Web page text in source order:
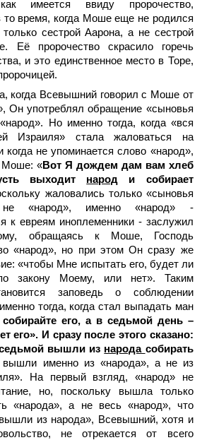
имеется ввиду пророчество,
время, когда Моше еще не родился
сестрой Аарона, а не сестрой
Её пророчество скрасило горечь
и это единственное место в Торе,
когда Всевышний говорил с Моше от
Он употреблял обращение «сыновья
Но именно тогда, когда «вся
Израиля» стала жаловаться на
когда не упоминается слово «народ»,
Моше: «Вот Я дождем дам вам хлеб
выходит народ и собирает
жаловались только «сыновья
«народ», именно «народ» -
к евреям иноплеменники - заслужил
обращаясь к Моше, Господь
«народ», но при этом Он сразу же
«чтобы Мне испытать его, будет ли
закону Моему, или нет». Таким
заповедь о соблюдении
тогда, когда стал выпадать ман
его, а в седьмой день –
его». И сразу после этого сказано:
вышли из народа собирать
именно из «народа», а не из
На первый взгляд, «народ» не
но, поскольку вышла только
«народа», а не весь «народ», что
из народа», Всевышний, хотя и
не отрекается от всего